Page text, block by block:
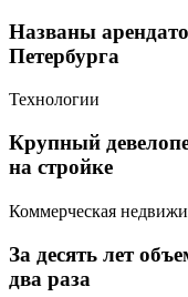
Названы
Петербурга
Технологии
Крупный
на стройке
Коммерческая
За десять лет
два раза